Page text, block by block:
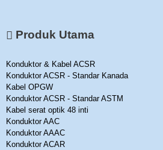
Produk Utama
Konduktor & Kabel ACSR
Konduktor ACSR - Standar Kanada
Kabel OPGW
Konduktor ACSR - Standar ASTM
Kabel serat optik 48 inti
Konduktor AAC
Konduktor AAAC
Konduktor ACAR